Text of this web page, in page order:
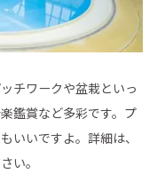
チワークや盆栽といっ
鑑賞など多彩です。プ
いいですよ。詳細は、
い。